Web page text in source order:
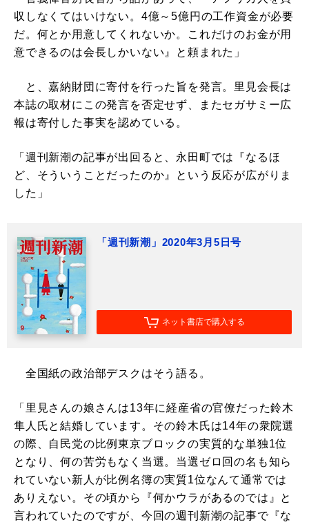
収しなくてはいけない。4億～5億円の工作資金が必要
だ。何とか用意してくれないか。これだけのお金が用
意できるのは会長しかいない』と頼まれた」
と、嘉納財団に寄付を行った旨を発言。里見会長は
本誌の取材にこの発言を否定せず、またセガサミー広
報は寄付した事実を認めている。
「週刊新潮の記事が出回ると、永田町では『なるほ
ど、そういうことだったのか』という反応が広がりま
した」
「週刊新潮」2020年3月5日号
ネット書店で購入する
全国紙の政治部デスクはそう語る。
「里見さんの娘さんは13年に経産省の官僚だった鈴木
隼人氏と結婚しています。その鈴木氏は14年の衆院選
の際、自民党の比例東京ブロックの実質的な単独1位
となり、何の苦労もなく当選。当選ゼロ回の名も知ら
れていない新人が比例名簿の実質1位なんて通常では
ありえない。その頃から『何かウラがあるのでは』と
言われていたのですが、今回の週刊新潮の記事で『な